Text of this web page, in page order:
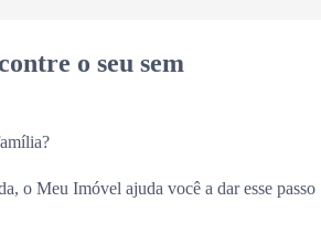
o seu sem
o Meu Imóvel ajuda você a dar esse passo